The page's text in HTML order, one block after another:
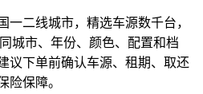
二线城市，精选车源数千台，
城市、年份、颜色、配置和档
议下单前确认车源、租期、取还
保障。